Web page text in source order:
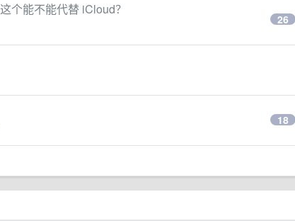
个能不能代替 iCloud？
26
18